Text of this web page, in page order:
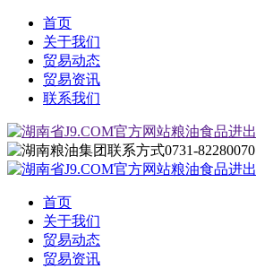
首页
关于我们
贸易动态
贸易资讯
联系我们
0731-82280070
首页
关于我们
贸易动态
贸易资讯